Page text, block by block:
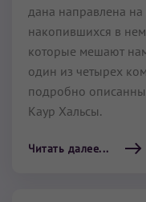
дана направлена
накопившихся в
которые мешают
один из четырех
подробно
Каур Хальсы.
Читать далее...